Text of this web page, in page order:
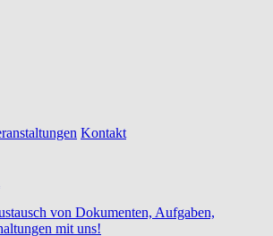
Kontakt
von Dokumenten, Aufgaben,
mit uns!